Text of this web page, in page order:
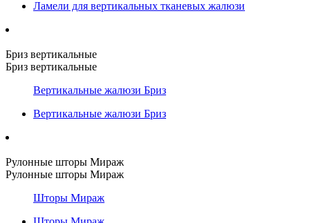
Ламели для вертикальных тканевых жалюзи
Бриз вертикальные
Бриз вертикальные
Вертикальные жалюзи Бриз
Вертикальные жалюзи Бриз
Рулонные шторы Мираж
Рулонные шторы Мираж
Шторы Мираж